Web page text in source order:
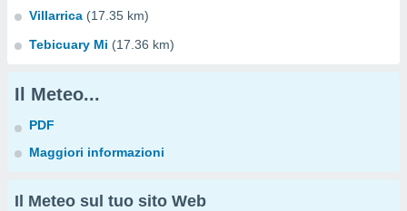
Villarrica (17.35 km)
Tebicuary Mi (17.36 km)
Il Meteo...
PDF
Maggiori informazioni
Il Meteo sul tuo sito Web